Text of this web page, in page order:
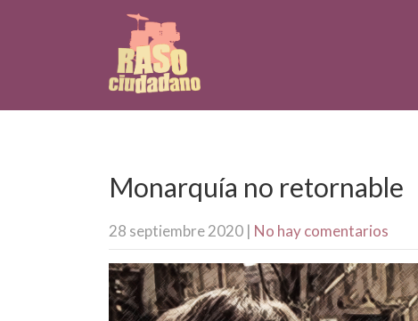
Monarquía no retornable
28 septiembre 2020 | No hay comentarios